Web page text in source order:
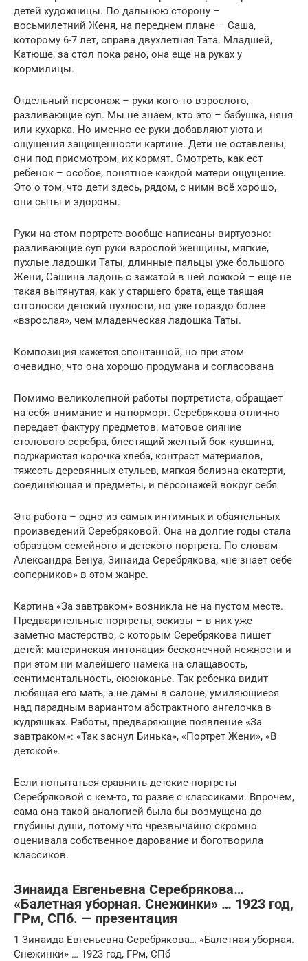
детей художницы. По дальнюю сторону –
восьмилетний Женя, на переднем плане – Саша,
которому 6-7 лет, справа двухлетняя Тата. Младшей,
Катюше, за стол пока рано, она еще на руках у
кормилицы.
Отдельный персонаж – руки кого-то взрослого,
разливающие суп. Мы не знаем, кто это – бабушка, няня
или кухарка. Но именно ее руки добавляют уюта и
ощущения защищенности картине. Дети не оставлены,
они под присмотром, их кормят. Смотреть, как ест
ребенок – особое, понятное каждой матери ощущение.
Это о том, что дети здесь, рядом, с ними всё хорошо,
они сыты и здоровы.
Руки на этом портрете вообще написаны виртуозно:
разливающие суп руки взрослой женщины, мягкие,
пухлые ладошки Таты, длинные пальцы уже большого
Жени, Сашина ладонь с зажатой в ней ложкой – еще не
такая вытянутая, как у старшего брата, еще таящая
отголоски детский пухлости, но уже гораздо более
«взрослая», чем младенческая ладошка Таты.
Композиция кажется спонтанной, но при этом
очевидно, что она хорошо продумана и согласована
Помимо великолепной работы портретиста, обращает
на себя внимание и натюрморт. Серебрякова отлично
передает фактуру предметов: матовое сияние
столового серебра, блестящий желтый бок кувшина,
поджаристая корочка хлеба, контраст материалов,
тяжесть деревянных стульев, мягкая белизна скатерти,
соединяющая и предметы, и персонажей вокруг себя
Эта работа – одно из самых интимных и обаятельных
произведений Серебряковой. Она на долгие годы стала
образцом семейного и детского портрета. По словам
Александра Бенуа, Зинаида Серебрякова, «не знает себе
соперников» в этом жанре.
Картина «За завтраком» возникла не на пустом месте.
Предварительные портреты, эскизы – в них уже
заметно мастерство, с которым Серебрякова пишет
детей: материнская интонация бесконечной нежности и
при этом ни малейшего намека на слащавость,
сентиментальность, сюсюканье. Так ребенка видит
любящая его мать, а не дамы в салоне, умиляющиеся
над парадным вариантом абстрактного ангелочка в
кудряшках. Работы, предваряющие появление «За
завтраком»: «Так заснул Бинька», «Портрет Жени», «В
детской».
Если попытаться сравнить детские портреты
Серебряковой с кем-то, то разве с классиками. Впрочем,
сама она такой аналогией была бы возмущена до
глубины души, потому что чрезвычайно скромно
оценивала собственное дарование и боготворила
классиков.
Зинаида Евгеньевна Серебрякова…
«Балетная уборная. Снежинки» … 1923 год,
ГРм, СПб. — презентация
1 Зинаида Евгеньевна Серебрякова… «Балетная уборная.
Снежинки» … 1923 год, ГРм, СПб